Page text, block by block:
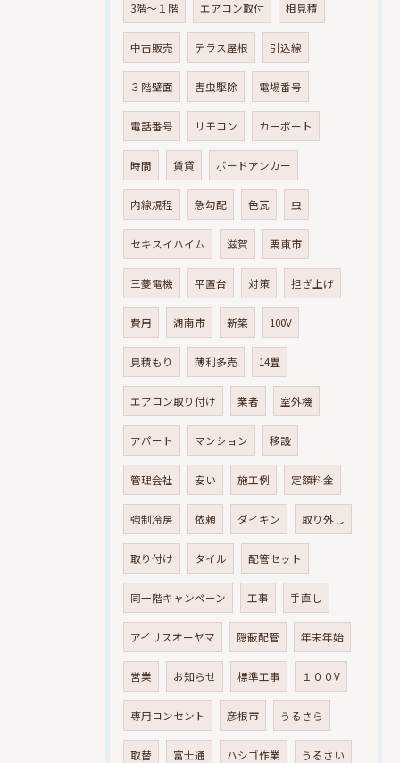
3階～１階 エアコン取付 相見積
中古販売 テラス屋根 引込線
３階壁面 害虫駆除 電場番号
電話番号 リモコン カーポート
時間 賃貸 ボードアンカー
内線規程 急勾配 色瓦 虫
セキスイハイム 滋賀 栗東市
三菱電機 平置台 対策 担ぎ上げ
費用 湖南市 新築 100V
見積もり 薄利多売 14畳
エアコン取り付け 業者 室外機
アパート マンション 移設
管理会社 安い 施工例 定額料金
強制冷房 依頼 ダイキン 取り外し
取り付け タイル 配管セット
同一階キャンペーン 工事 手直し
アイリスオーヤマ 隠蔽配管 年末年始
営業 お知らせ 標準工事 １００V
専用コンセント 彦根市 うるさら
取替 富士通 ハシゴ作業 うるさい